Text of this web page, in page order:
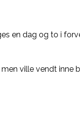
en dag og to i
ville vendt inne